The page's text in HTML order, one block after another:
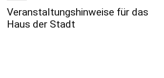
Veranstaltungshinweise für das
Haus der Stadt